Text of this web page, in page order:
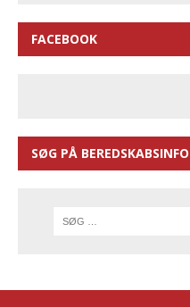
FACEBOOK
SØG PÅ BEREDSKABSINFO